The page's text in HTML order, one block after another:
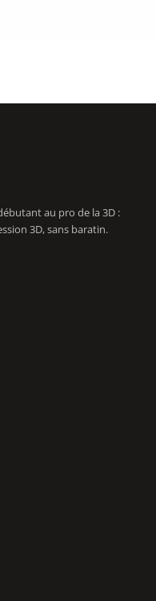
au pro de la 3D :
3D, sans baratin.